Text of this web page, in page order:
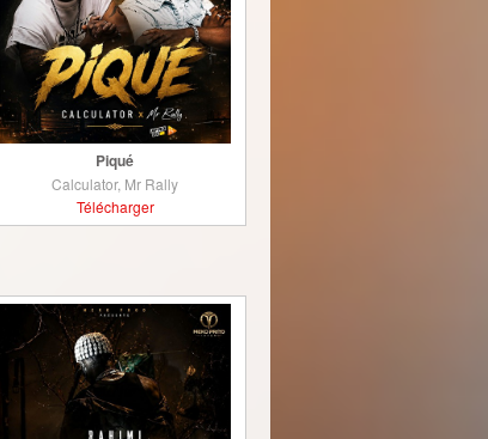
Piqué
Calculator, Mr Rally
Télécharger